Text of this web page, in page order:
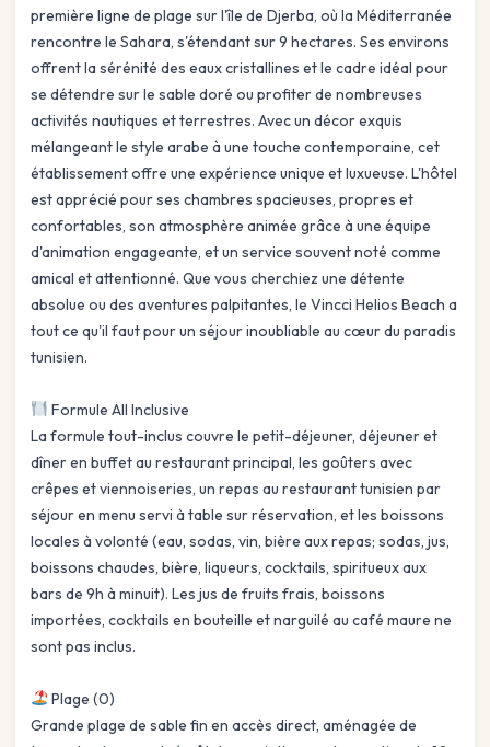
première ligne de plage sur l'île de Djerba, où la Méditerranée
rencontre le Sahara, s'étendant sur 9 hectares. Ses environs
offrent la sérénité des eaux cristallines et le cadre idéal pour
se détendre sur le sable doré ou profiter de nombreuses
activités nautiques et terrestres. Avec un décor exquis
mélangeant le style arabe à une touche contemporaine, cet
établissement offre une expérience unique et luxueuse. L'hôtel
est apprécié pour ses chambres spacieuses, propres et
confortables, son atmosphère animée grâce à une équipe
d'animation engageante, et un service souvent noté comme
amical et attentionné. Que vous cherchiez une détente
absolue ou des aventures palpitantes, le Vincci Helios Beach a
tout ce qu'il faut pour un séjour inoubliable au cœur du paradis
tunisien.
Formule All Inclusive
La formule tout-inclus couvre le petit-déjeuner, déjeuner et
dîner en buffet au restaurant principal, les goûters avec
crêpes et viennoiseries, un repas au restaurant tunisien par
séjour en menu servi à table sur réservation, et les boissons
locales à volonté (eau, sodas, vin, bière aux repas; sodas, jus,
boissons chaudes, bière, liqueurs, cocktails, spiritueux aux
bars de 9h à minuit). Les jus de fruits frais, boissons
importées, cocktails en bouteille et narguilé au café maure ne
sont pas inclus.
Plage (0)
Grande plage de sable fin en accès direct, aménagée de